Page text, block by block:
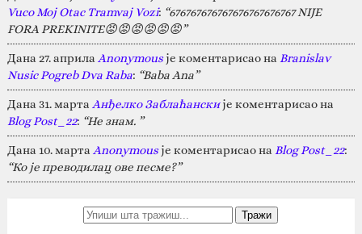
Vuco Moj Otac Tramvaj Vozi: “676767676767676767676767 NIJE
FORA PREKINITE😡😡😡😡😡😡”
Дана 27. априла Anonymousје коментарисао на Branislav
Nusic Pogreb Dva Raba: “Baba Ana”
Дана 31. марта Анђелко Заблаћанскије коментарисао на
Blog Post_22: “Не знам. ”
Дана 10. марта Anonymousје коментарисао на Blog Post_22:
“Ко је преводилац ове песме?”